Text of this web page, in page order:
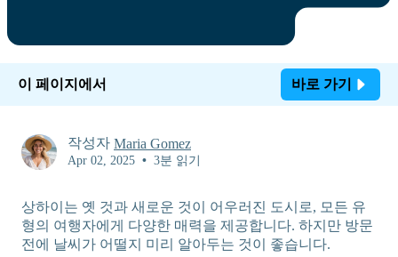
이 페이지에서 바로 가기
작성자 Maria Gomez
Apr 02, 2025 • 3분 읽기
상하이는 옛 것과 새로운 것이 어우러진 도시로, 모든 유
형의 여행자에게 다양한 매력을 제공합니다. 하지만 방문
전에 날씨가 어떨지 미리 알아두는 것이 좋습니다.